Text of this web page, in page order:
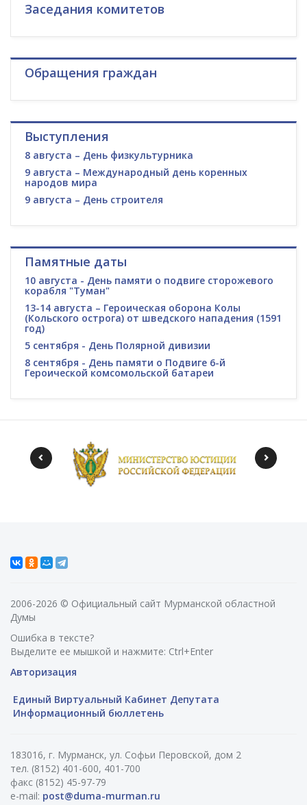
Заседания комитетов
Обращения граждан
Выступления
8 августа – День физкультурника
9 августа – Международный день коренных
народов мира
9 августа – День строителя
Памятные даты
10 августа - День памяти о подвиге сторожевого
корабля "Туман"
13-14 августа – Героическая оборона Колы
(Кольского острога) от шведского нападения (1591
год)
5 сентября - День Полярной дивизии
8 сентября - День памяти о Подвиге 6-й
Героической комсомольской батареи
2006-2026 © Официальный сайт Мурманской областной
Думы
Ошибка в тексте?
Выделите ее мышкой и нажмите: Ctrl+Enter
Авторизация
Единый Виртуальный Кабинет Депутата
Информационный бюллетень
183016, г. Мурманск, ул. Софьи Перовской, дом 2
тел. (8152) 401-600, 401-700
факс (8152) 45-97-79
e-mail: post@duma-murman.ru